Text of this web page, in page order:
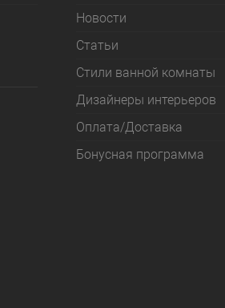
Новости
Статьи
Стили ванной комнаты
Дизайнеры интерьеров
Оплата/Доставка
Бонусная программа